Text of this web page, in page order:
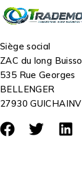
Siège social
ZAC du long
535 Rue Georges
BELLENGER
27930